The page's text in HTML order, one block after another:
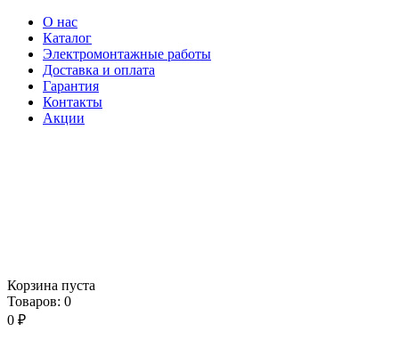
О нас
Каталог
Электромонтажные работы
Доставка и оплата
Гарантия
Контакты
Акции
Корзина пуста
Товаров: 0
0 ₽